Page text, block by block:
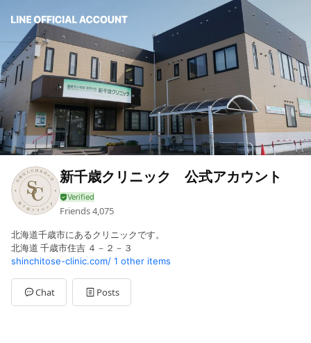
新千歳クリニック 公式アカウント
Friends4,075
北海道千歳市にあるクリニックです。
北海道 千歳市住吉 ４－２－３
shinchitose-clinic.com/ 1 other items
Chat Posts